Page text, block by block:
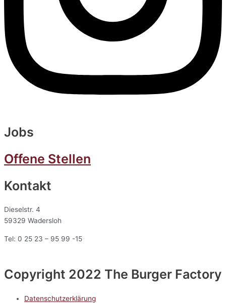
Jobs
Offene Stellen
Kontakt
Dieselstr. 4
59329 Wadersloh
Tel: 0 25 23 – 95 99 -15
Copyright 2022 The Burger Factory
Datenschutzerklärung